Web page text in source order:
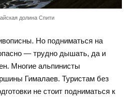
долина Спити
Но подниматься на
— трудно дышать, да и
Многие альпинисты
Гималаев. Туристам без
не стоит подниматься к